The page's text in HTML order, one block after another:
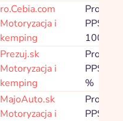
ro.Cebia.com
Motoryzacja i
kemping
Prowizja
PPS
100,00
Prezuj.sk
Motoryzacja i
kemping
Prowizja
PPS
%
MajoAuto.sk
Motoryzacja i
Prowizja
PPS